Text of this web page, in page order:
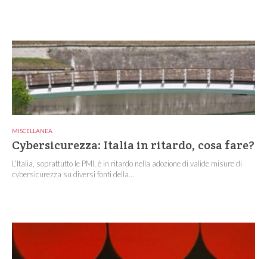
MISCELLANEA
Cybersicurezza: Italia in ritardo, cosa fare?
L’Italia, soprattutto le PMI, è in ritardo nella adozione di valide misure di
cybersicurezza su diversi fonti della...